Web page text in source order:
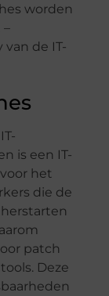
worden
de IT-
is een IT-
het
die de
patch
tools. Deze